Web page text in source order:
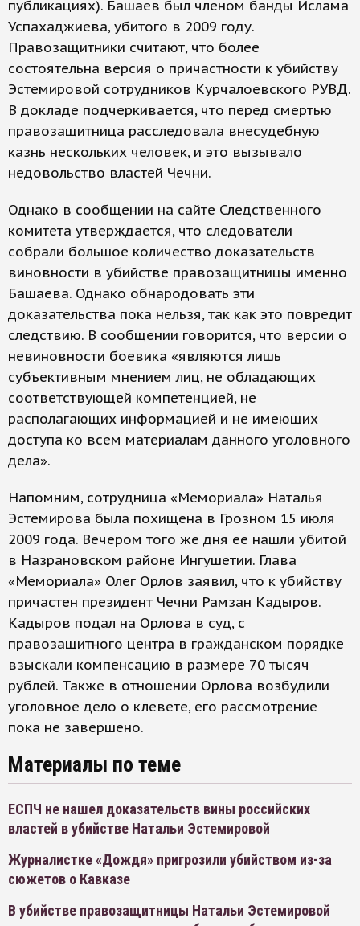
публикациях). Башаев был членом банды Ислама
Успахаджиева, убитого в 2009 году.
Правозащитники считают, что более
состоятельна версия о причастности к убийству
Эстемировой сотрудников Курчалоевского РУВД.
В докладе подчеркивается, что перед смертью
правозащитница расследовала внесудебную
казнь нескольких человек, и это вызывало
недовольство властей Чечни.
Однако в сообщении на сайте Следственного
комитета утверждается, что следователи
собрали большое количество доказательств
виновности в убийстве правозащитницы именно
Башаева. Однако обнародовать эти
доказательства пока нельзя, так как это повредит
следствию. В сообщении говорится, что версии о
невиновности боевика «являются лишь
субъективным мнением лиц, не обладающих
соответствующей компетенцией, не
располагающих информацией и не имеющих
доступа ко всем материалам данного уголовного
дела».
Напомним, сотрудница «Мемориала» Наталья
Эстемирова была похищена в Грозном 15 июля
2009 года. Вечером того же дня ее нашли убитой
в Назрановском районе Ингушетии. Глава
«Мемориала» Олег Орлов заявил, что к убийству
причастен президент Чечни Рамзан Кадыров.
Кадыров подал на Орлова в суд, с
правозащитного центра в гражданском порядке
взыскали компенсацию в размере 70 тысяч
рублей. Также в отношении Орлова возбудили
уголовное дело о клевете, его рассмотрение
пока не завершено.
Материалы по теме
ЕСПЧ не нашел доказательств вины российских
властей в убийстве Натальи Эстемировой
Журналистке «Дождя» пригрозили убийством из-за
сюжетов о Кавказе
В убийстве правозащитницы Натальи Эстемировой